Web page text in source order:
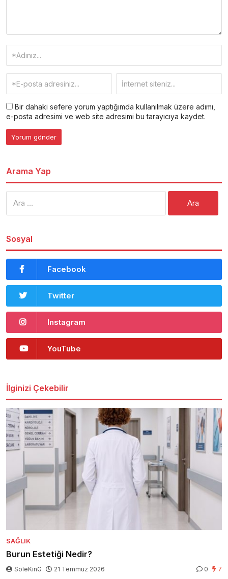
Bir dahaki sefere yorum yaptığımda kullanılmak üzere adımı,
e-posta adresimi ve web site adresimi bu tarayıcıya kaydet.
Arama Yap
Sosyal
Facebook
Twitter
Instagram
YouTube
İlginizi Çekebilir
SAĞLIK
Burun Estetiği Nedir?
SoleKinG 21 Temmuz 2026 0 7